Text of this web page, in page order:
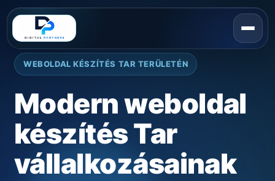
WEBOLDAL KÉSZÍTÉS TAR TERÜLETÉN
Modern weboldal
készítés Tar
vállalkozásainak